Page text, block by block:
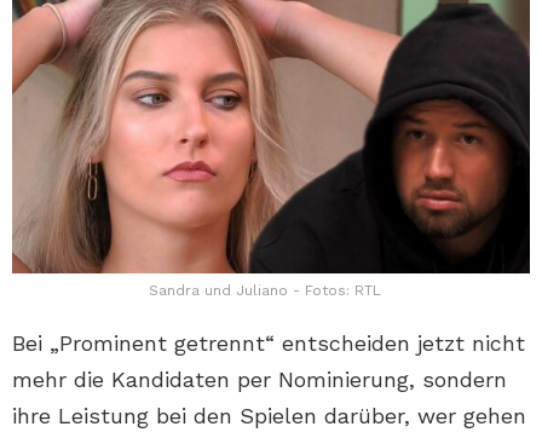
Sandra und Juliano - Fotos: RTL
Bei „Prominent getrennt“ entscheiden jetzt nicht
mehr die Kandidaten per Nominierung, sondern
ihre Leistung bei den Spielen darüber, wer gehen